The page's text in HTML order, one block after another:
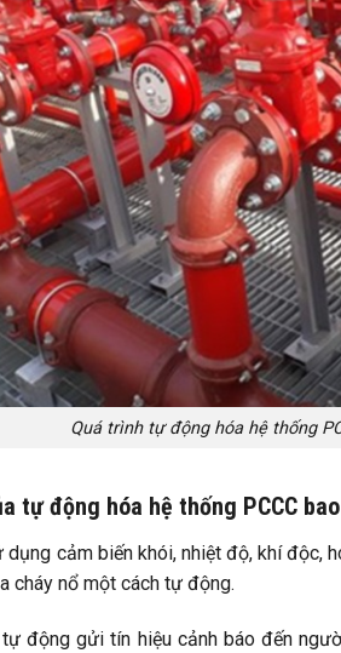
Quá trình tự động hóa hệ thống
tự động hóa hệ thống PCCC
dụng cảm biến khói, nhiệt độ, khí độc,
cháy nổ một cách tự động.
động gửi tín hiệu cảnh báo đến